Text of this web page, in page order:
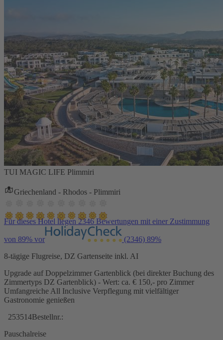
TUI MAGIC LIFE Plimmiri
Griechenland - Rhodos - Plimmiri
Für dieses Hotel liegen 2346 Bewertungen mit einer Zustimmung
von 89% vor (2346) 89%
8-tägige Flugreise, DZ Gartenseite inkl. AI
Upgrade auf Doppelzimmer Gartenblick (bei direkter Buchung des
Zimmertyps DZ Gartenblick) - Wert: ca. € 150,- pro Zimmer
Umfangreiche All Inclusive Verpflegung mit vielfältiger
Gastronomie genießen
253514Bestellnr.:
Pauschalreise